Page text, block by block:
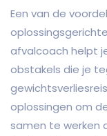
Een van de
afvalcoach helpt
obstakels die je
oplossingen om
samen te werken